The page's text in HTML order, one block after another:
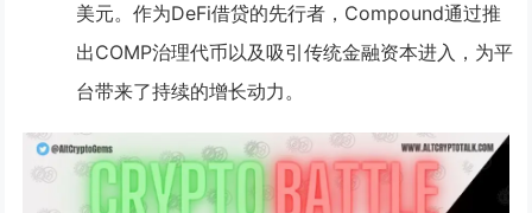
美元。作为DeFi借贷的先行者，Compound通过推
出COMP治理代币以及吸引传统金融资本进入，为平
台带来了持续的增长动力。